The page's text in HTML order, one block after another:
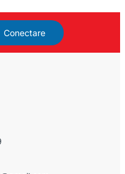
Conectare